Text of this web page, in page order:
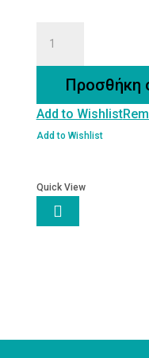
ποσότηταΠροσθήκη
Add to Wishlist
Add to Wishlist
Quick View
